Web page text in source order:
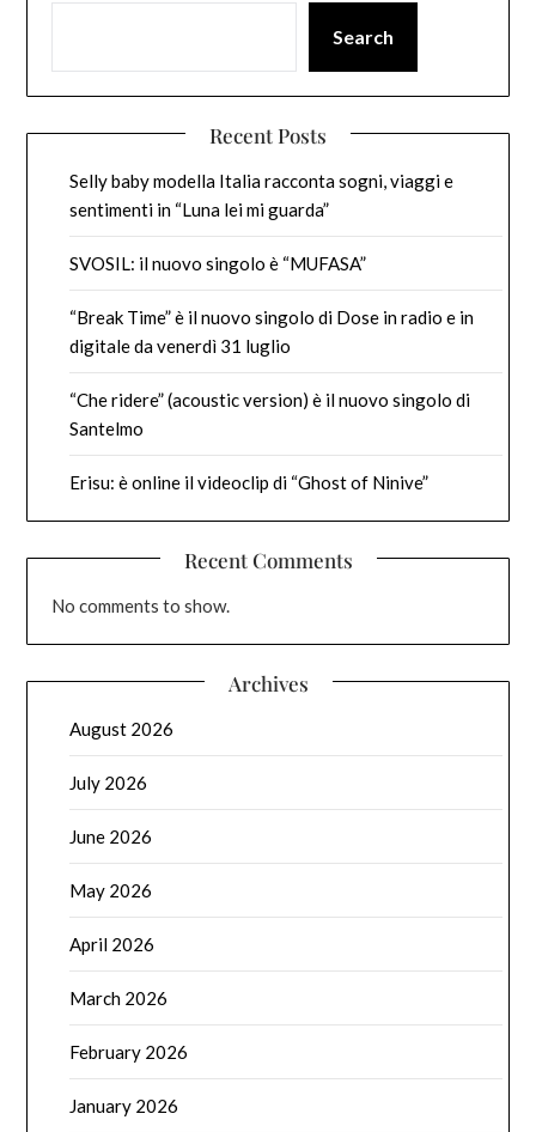
Search
Recent Posts
Selly baby modella Italia racconta sogni, viaggi e
sentimenti in “Luna lei mi guarda”
SVOSIL: il nuovo singolo è “MUFASA”
“Break Time” è il nuovo singolo di Dose in radio e in
digitale da venerdì 31 luglio
“Che ridere” (acoustic version) è il nuovo singolo di
Santelmo
Erisu: è online il videoclip di “Ghost of Ninive”
Recent Comments
No comments to show.
Archives
August 2026
July 2026
June 2026
May 2026
April 2026
March 2026
February 2026
January 2026